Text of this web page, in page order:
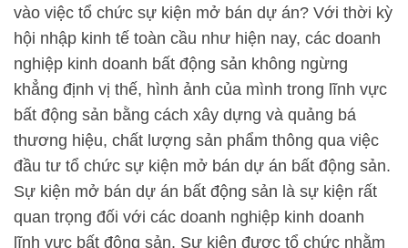
vào việc tổ chức sự kiện mở bán dự án? Với thời kỳ
hội nhập kinh tế toàn cầu như hiện nay, các doanh
nghiệp kinh doanh bất động sản không ngừng
khẳng định vị thế, hình ảnh của mình trong lĩnh vực
bất động sản bằng cách xây dựng và quảng bá
thương hiệu, chất lượng sản phẩm thông qua việc
đầu tư tổ chức sự kiện mở bán dự án bất động sản.
Sự kiện mở bán dự án bất động sản là sự kiện rất
quan trọng đối với các doanh nghiệp kinh doanh
lĩnh vực bất động sản. Sự kiện được tổ chức nhằm